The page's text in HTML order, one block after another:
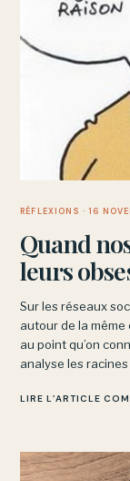
RÉFLEXIONS · 16
Quand
leurs
Sur les réseaux
autour de la
au point qu’on
analyse les
LIRE L’ARTICLE